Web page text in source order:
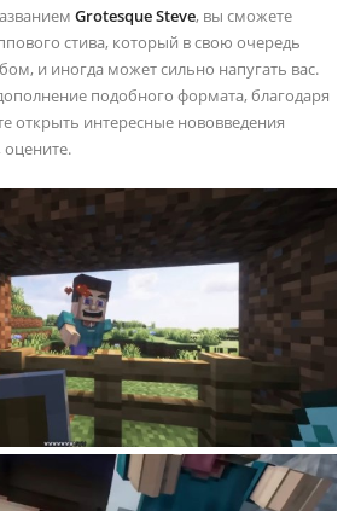
Grotesque Steve, вы сможете
стива, который в свою очередь
и иногда может сильно напугать вас.
подобного формата, благодаря
открыть интересные нововведения